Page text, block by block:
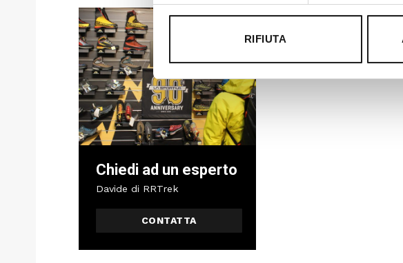
RIFIUTA
Chiedi ad un esperto
Davide di RRTrek
CONTATTA
Camicia a